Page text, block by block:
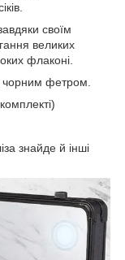
своїм
великих
флаконі.
чорним фетром.
знайде й інші